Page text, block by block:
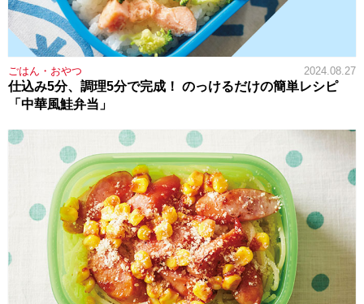
ごはん・おやつ 2024.08.27
仕込み5分、調理5分で完成！ のっけるだけの簡単レシピ
「中華風鮭弁当」